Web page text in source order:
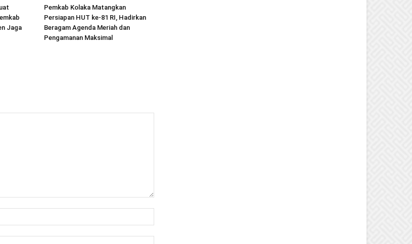
Jaga
Pemkab Kolaka Matangkan
Persiapan HUT ke-81 RI, Hadirkan
Beragam Agenda Meriah dan
Pengamanan Maksimal